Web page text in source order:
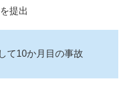
提出
て10か月目の事故